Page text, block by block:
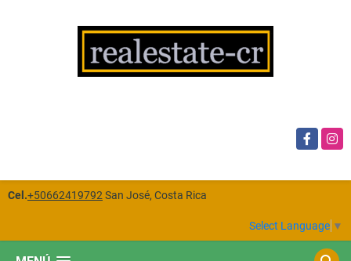
Facebook
Cel.+50662419792 San José, Costa Rica
Select Language ▼